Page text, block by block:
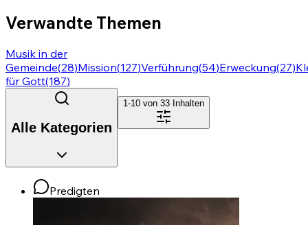
Verwandte Themen
Musik in der
Gemeinde(28)Mission(127)Verführung(54)Erweckung(27)
für Gott(187)
Alle Kategorien
1-10 von 33 Inhalten
Predigten